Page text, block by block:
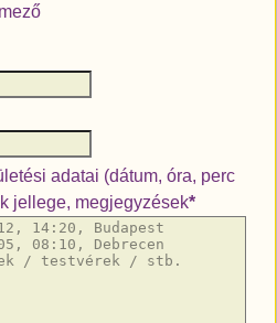
adatai (dátum, óra, perc
jellege, megjegyzések*